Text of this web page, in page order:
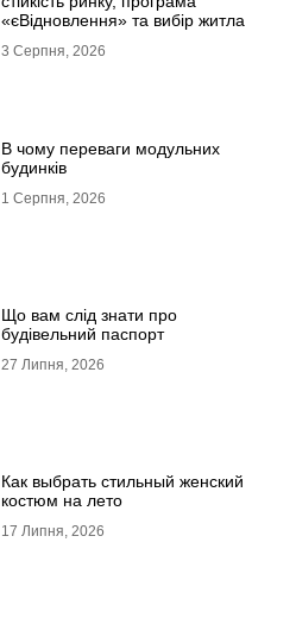
«єВідновлення» та вибір житла
3 Серпня, 2026
В чому переваги модульних
будинків
1 Серпня, 2026
Що вам слід знати про
будівельний паспорт
27 Липня, 2026
Как выбрать стильный женский
костюм на лето
17 Липня, 2026